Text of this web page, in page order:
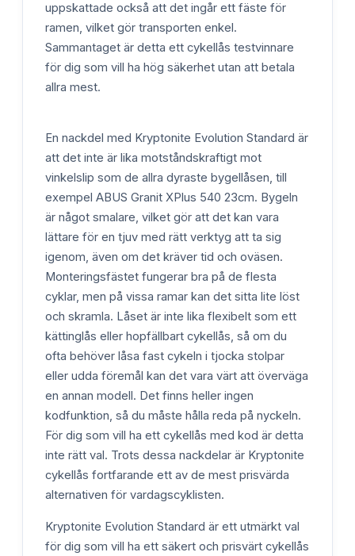
uppskattade också att det ingår ett fäste för
ramen, vilket gör transporten enkel.
Sammantaget är detta ett cykellås testvinnare
för dig som vill ha hög säkerhet utan att betala
allra mest.
En nackdel med Kryptonite Evolution Standard är
att det inte är lika motståndskraftigt mot
vinkelslip som de allra dyraste bygellåsen, till
exempel ABUS Granit XPlus 540 23cm. Bygeln
är något smalare, vilket gör att det kan vara
lättare för en tjuv med rätt verktyg att ta sig
igenom, även om det kräver tid och oväsen.
Monteringsfästet fungerar bra på de flesta
cyklar, men på vissa ramar kan det sitta lite löst
och skramla. Låset är inte lika flexibelt som ett
kättinglås eller hopfällbart cykellås, så om du
ofta behöver låsa fast cykeln i tjocka stolpar
eller udda föremål kan det vara värt att överväga
en annan modell. Det finns heller ingen
kodfunktion, så du måste hålla reda på nyckeln.
För dig som vill ha ett cykellås med kod är detta
inte rätt val. Trots dessa nackdelar är Kryptonite
cykellås fortfarande ett av de mest prisvärda
alternativen för vardagscyklisten.
Kryptonite Evolution Standard är ett utmärkt val
för dig som vill ha ett säkert och prisvärt cykellås